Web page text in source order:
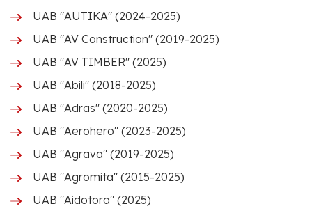
UAB "AUTIKA" (2024-2025)
UAB "AV Construction" (2019-2025)
UAB "AV TIMBER" (2025)
UAB "Abili" (2018-2025)
UAB "Adras" (2020-2025)
UAB "Aerohero" (2023-2025)
UAB "Agrava" (2019-2025)
UAB "Agromita" (2015-2025)
UAB "Aidotora" (2025)